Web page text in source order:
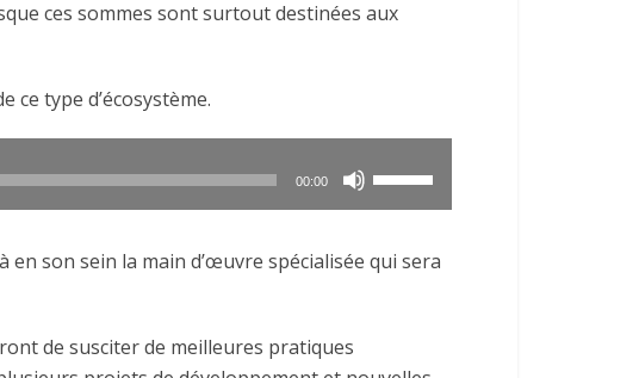
pour
le
ces sommes sont surtout destinées aux
ce type d’écosystème.
00:00
haut/bas
en son sein la main d’œuvre spécialisée qui sera
de susciter de meilleures pratiques